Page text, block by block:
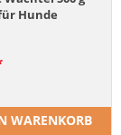
Hunde
WARENKORB